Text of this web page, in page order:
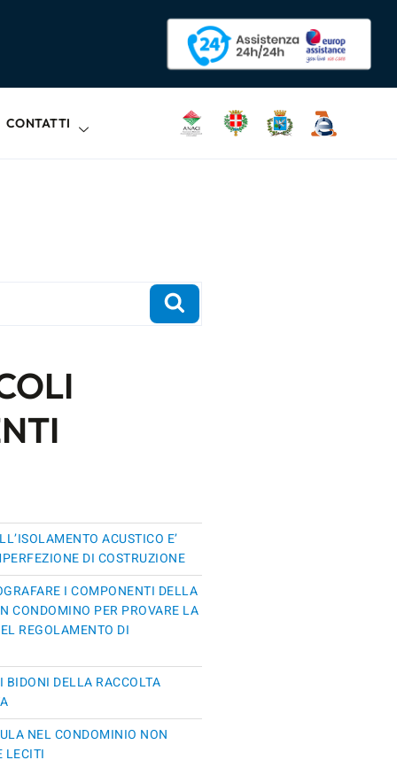
CONTATTI
ACUSTICO E’
DI COSTRUZIONE
I COMPONENTI DELLA
CONDOMINO PER PROVARE LA
REGOLAMENTO DI
BIDONI DELLA RACCOLTA
NEL CONDOMINIO NON
LECITI